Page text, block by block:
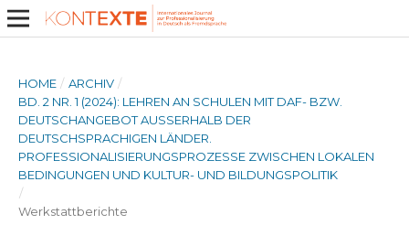
HOME / ARCHIV /
BD. 2 NR. 1 (2024): LEHREN AN SCHULEN MIT DAF- BZW.
DEUTSCHANGEBOT AUSSERHALB DER D
EUTSCHSPRACHIGEN LÄNDER. P
ROFESSIONALISIERUNGSPROZESSE ZWISCHEN LOKALEN B
EDINGUNGEN UND KULTUR- UND BILDUNGSPOLITIK
/
Werkstattberichte